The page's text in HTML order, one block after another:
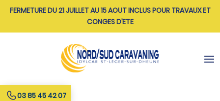
FERMETURE DU 21 JUILLET AU 15 AOUT INCLUS POUR TRAVAUX ET
CONGES D’ETE
03 85 45 42 07